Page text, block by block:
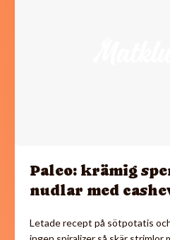
Paleo: krämig
nudlar med
Letade recept på sötpotatis